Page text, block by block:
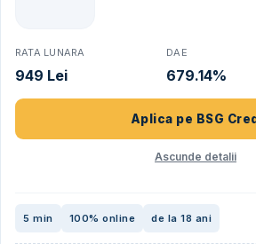
RATA LUNARA
949 Lei
DAE
679.14%
Aplica pe BSG
Ascunde detalii
5 min 100% online de la 18 ani